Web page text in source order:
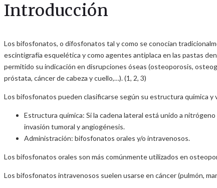
Introducción
Los bifosfonatos, o difosfonatos tal y como se conocían
escintigrafía esquelética y como agentes antiplaca en las pastas
permitido su indicación en disrupciones óseas (osteoporosis,
próstata, cáncer de cabeza y cuello,…). (1, 2, 3)
Los bifosfonatos pueden clasificarse según su estructura química y
Estructura química: Si la cadena lateral está unido a
invasión tumoral y angiogénesis.
Administración: bifosfonatos orales y/o intravenosos.
Los bifosfonatos orales son más comúnmente utilizados en
Los bifosfonatos intravenosos suelen usarse en cáncer (pulmón,